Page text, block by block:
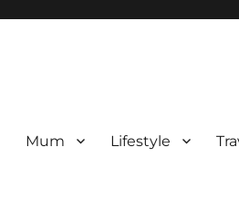
Mum Lifestyle